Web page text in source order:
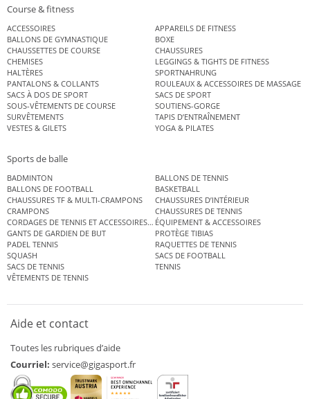
Course & fitness
ACCESSOIRES
APPAREILS DE FITNESS
BALLONS DE GYMNASTIQUE
BOXE
CHAUSSETTES DE COURSE
CHAUSSURES
CHEMISES
LEGGINGS & TIGHTS DE FITNESS
HALTÈRES
SPORTNAHRUNG
PANTALONS & COLLANTS
ROULEAUX & ACCESSOIRES DE MASSAGE
SACS À DOS DE SPORT
SACS DE SPORT
SOUS-VÊTEMENTS DE COURSE
SOUTIENS-GORGE
SURVÊTEMENTS
TAPIS D’ENTRAÎNEMENT
VESTES & GILETS
YOGA & PILATES
Sports de balle
BADMINTON
BALLONS DE TENNIS
BALLONS DE FOOTBALL
BASKETBALL
CHAUSSURES TF & MULTI-CRAMPONS
CHAUSSURES D’INTÉRIEUR
CRAMPONS
CHAUSSURES DE TENNIS
CORDAGES DE TENNIS ET ACCESSOIRES DE TENNISÉQUIPEMENT & ACCESSOIRES
GANTS DE GARDIEN DE BUT
PROTÈGE TIBIAS
PADEL TENNIS
RAQUETTES DE TENNIS
SQUASH
SACS DE FOOTBALL
SACS DE TENNIS
TENNIS
VÊTEMENTS DE TENNIS
Aide et contact
Toutes les rubriques d’aide
Courriel: service@gigasport.fr